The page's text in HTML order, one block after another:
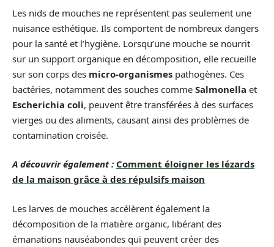
Les nids de mouches ne représentent pas seulement une
nuisance esthétique. Ils comportent de nombreux dangers
pour la santé et l’hygiène. Lorsqu’une mouche se nourrit
sur un support organique en décomposition, elle recueille
sur son corps des micro-organismes pathogènes. Ces
bactéries, notamment des souches comme Salmonella et
Escherichia coli, peuvent être transférées à des surfaces
vierges ou des aliments, causant ainsi des problèmes de
contamination croisée.
A découvrir également : Comment éloigner les lézards
de la maison grâce à des répulsifs maison
Les larves de mouches accélèrent également la
décomposition de la matière organic, libérant des
émanations nauséabondes qui peuvent créer des